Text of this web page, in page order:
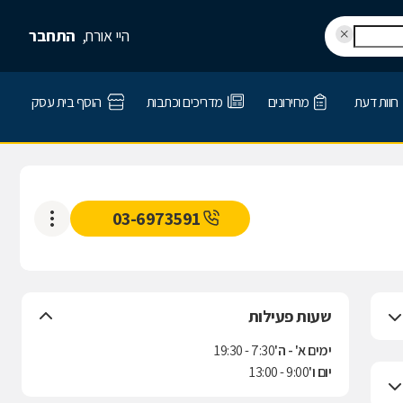
היי אורח, התחבר
חוות דעת מחירונים מדריכים וכתבות הוסף בית עסק
03-6973591
שעות פעילות
ימים א' - ה'7:30 - 19:30
יום ו'9:00 - 13:00